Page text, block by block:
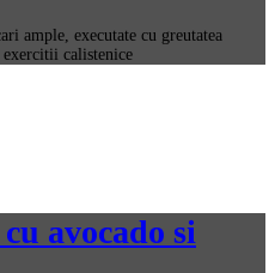
ample, executate cu greutatea
calistenice
avocado si